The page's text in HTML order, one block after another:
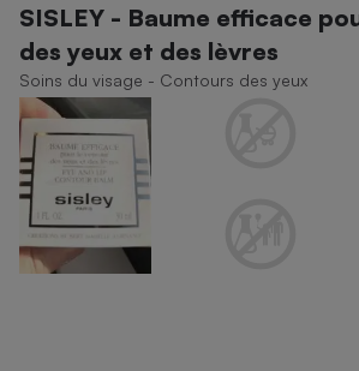
SISLEY - Baume efficace
des yeux et des lèvres
Soins du visage - Contours des yeux